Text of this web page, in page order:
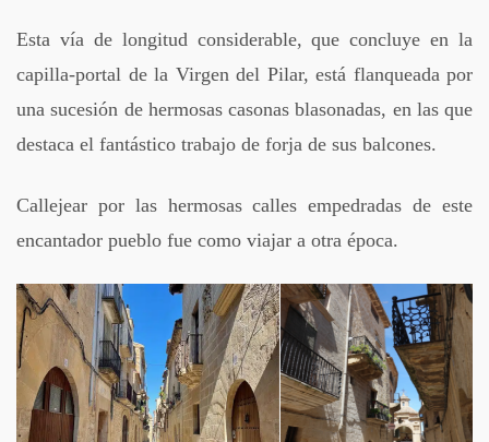
Esta vía de longitud considerable, que concluye en la
capilla-portal de la Virgen del Pilar, está flanqueada por
una sucesión de hermosas casonas blasonadas, en las que
destaca el fantástico trabajo de forja de sus balcones.
Callejear por las hermosas calles empedradas de este
encantador pueblo fue como viajar a otra época.